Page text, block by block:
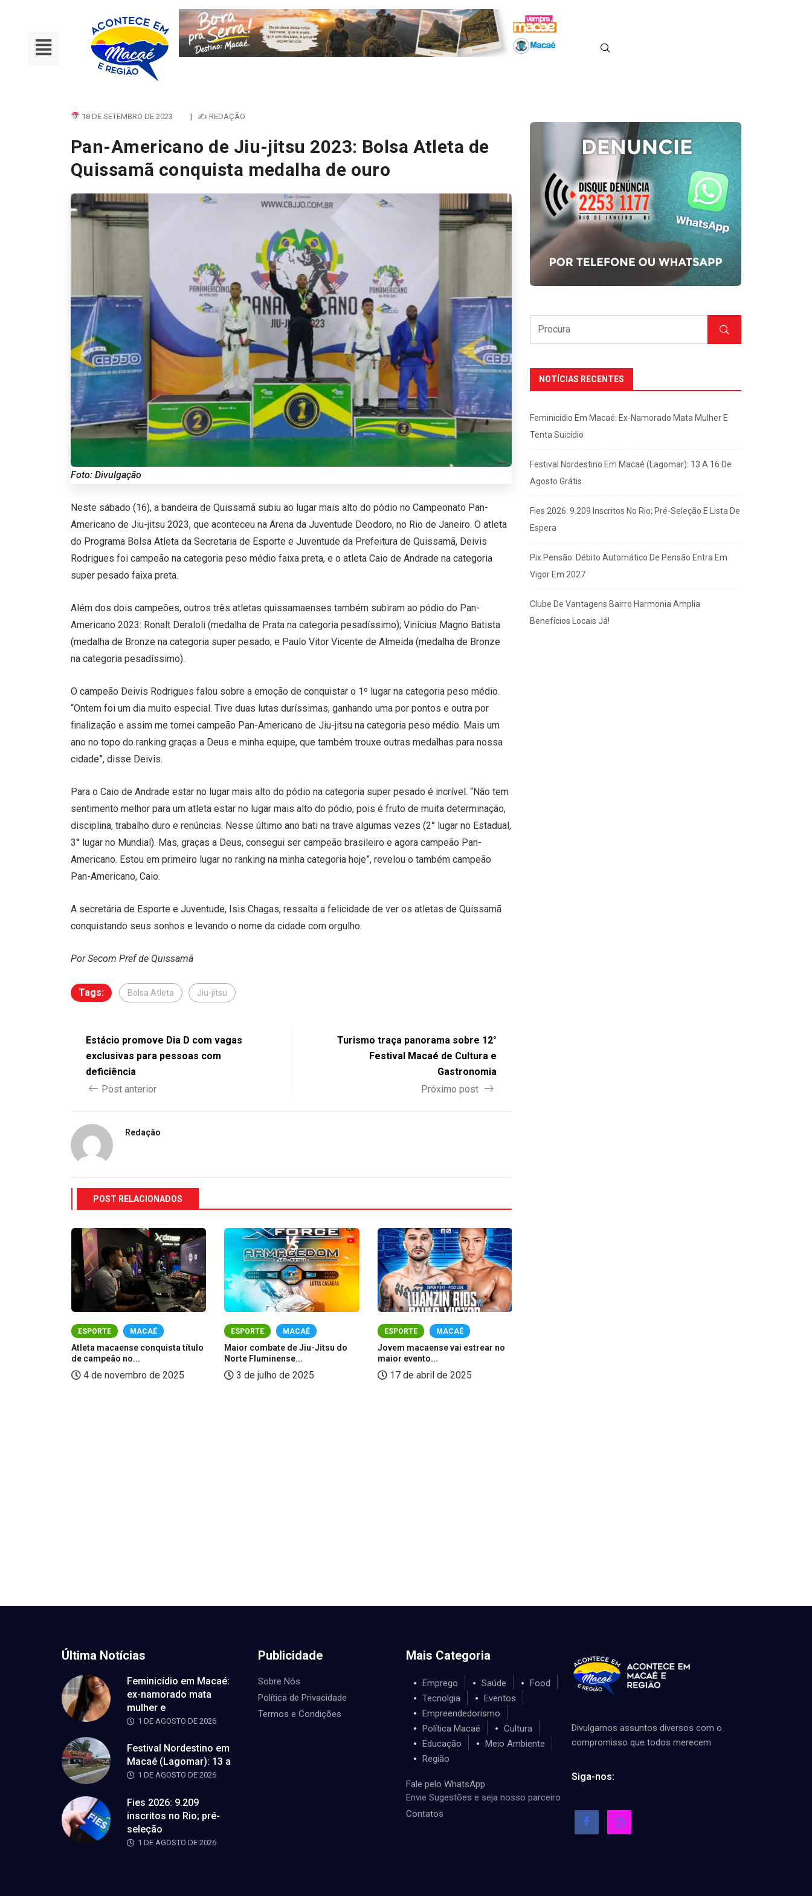
18 DE SETEMBRO DE 2023 | ✍ REDAÇÃO
Pan-Americano de Jiu-jitsu 2023: Bolsa Atleta de
Quissamã conquista medalha de ouro
Foto: Divulgação
Neste sábado (16), a bandeira de Quissamã subiu ao lugar mais alto do pódio no Campeonato Pan-
Americano de Jiu-jitsu 2023, que aconteceu na Arena da Juventude Deodoro, no Rio de Janeiro. O atleta
do Programa Bolsa Atleta da Secretaria de Esporte e Juventude da Prefeitura de Quissamã, Deivis
Rodrigues foi campeão na categoria peso médio faixa preta, e o atleta Caio de Andrade na categoria
super pesado faixa preta.
Além dos dois campeões, outros três atletas quissamaenses também subiram ao pódio do Pan-
Americano 2023: Ronalt Deraloli (medalha de Prata na categoria pesadíssimo); Vinícius Magno Batista
(medalha de Bronze na categoria super pesado; e Paulo Vitor Vicente de Almeida (medalha de Bronze
na categoria pesadíssimo).
O campeão Deivis Rodrigues falou sobre a emoção de conquistar o 1º lugar na categoria peso médio.
“Ontem foi um dia muito especial. Tive duas lutas duríssimas, ganhando uma por pontos e outra por
finalização e assim me tornei campeão Pan-Americano de Jiu-jitsu na categoria peso médio. Mais um
ano no topo do ranking graças a Deus e minha equipe, que também trouxe outras medalhas para nossa
cidade”, disse Deivis.
Para o Caio de Andrade estar no lugar mais alto do pódio na categoria super pesado é incrível. “Não tem
sentimento melhor para um atleta estar no lugar mais alto do pódio, pois é fruto de muita determinação,
disciplina, trabalho duro e renúncias. Nesse último ano bati na trave algumas vezes (2° lugar no Estadual,
3° lugar no Mundial). Mas, graças a Deus, consegui ser campeão brasileiro e agora campeão Pan-
Americano. Estou em primeiro lugar no ranking na minha categoria hoje”, revelou o também campeão
Pan-Americano, Caio.
A secretária de Esporte e Juventude, Isis Chagas, ressalta a felicidade de ver os atletas de Quissamã
conquistando seus sonhos e levando o nome da cidade com orgulho.
Por Secom Pref de Quissamã
Tags: Bolsa Atleta Jiu-jítsu
Estácio promove Dia D com vagas
exclusivas para pessoas com
deficiência
Post anterior
Turismo traça panorama sobre 12°
Festival Macaé de Cultura e
Gastronomia
Próximo post
Redação
POST RELACIONADOS
ESPORTE MACAÉ
Atleta macaense conquista título
de campeão no...
4 de novembro de 2025
ESPORTE MACAÉ
Maior combate de Jiu-Jitsu do
Norte Fluminense...
3 de julho de 2025
ESPORTE MACAÉ
Jovem macaense vai estrear no
maior evento...
17 de abril de 2025
NOTÍCIAS RECENTES
Feminicídio Em Macaé: Ex-Namorado Mata Mulher E
Tenta Suicídio
Festival Nordestino Em Macaé (Lagomar): 13 A 16 De
Agosto Grátis
Fies 2026: 9.209 Inscritos No Rio; Pré-Seleção E Lista De
Espera
Pix Pensão: Débito Automático De Pensão Entra Em
Vigor Em 2027
Clube De Vantagens Bairro Harmonia Amplia
Benefícios Locais Já!
Última Notícias
Feminicídio em Macaé:
ex-namorado mata
mulher e
1 DE AGOSTO DE 2026
Festival Nordestino em
Macaé (Lagomar): 13 a
1 DE AGOSTO DE 2026
Fies 2026: 9.209
inscritos no Rio; pré-
seleção
1 DE AGOSTO DE 2026
Publicidade
Sobre Nós
Política de Privacidade
Termos e Condições
Mais Categoria
Emprego Saúde
Food
Tecnolgia
Eventos
Empreendedorismo
Política Macaé
Cultura
Educação
Meio Ambiente
Região
Fale pelo WhatsApp
Envie Sugestões e seja nosso parceiro
Contatos
Divulgamos assuntos diversos com o
compromisso que todos merecem
Siga-nos: